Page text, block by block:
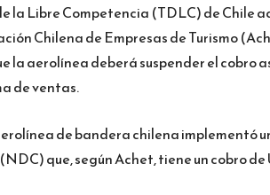
la Libre Competencia (TDLC) de Chile
Chilena de Empresas de Turismo
la aerolínea deberá suspender el cobro
de ventas.
de bandera chilena implementó
que, según Achet, tiene un cobro de